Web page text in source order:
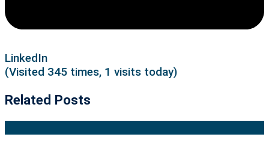
LinkedIn
(Visited 345 times, 1 visits today)
Related Posts